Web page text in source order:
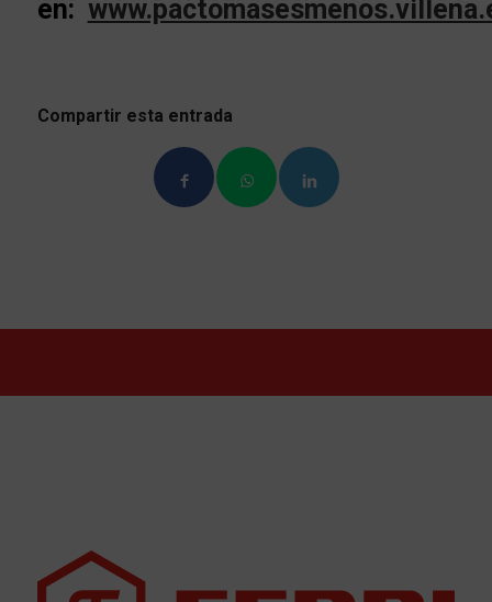
en:
Compartir esta entrada